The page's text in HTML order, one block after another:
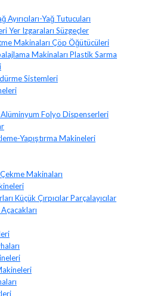
Yağ Tutucuları
Yer Izgaraları Süzgeçler
Makinaları Çöp Öğütücüleri
Makinaları Plastik Sarma
Sistemleri
Folyo Dispenserleri
Yapıştırma Makineleri
Makinaları
Küçük Çırpıcılar Parçalayıcılar